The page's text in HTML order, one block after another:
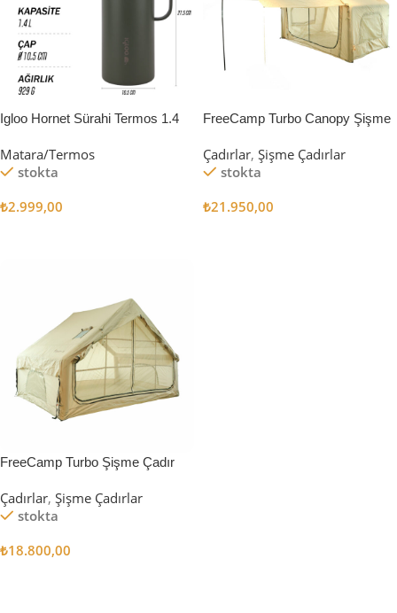
Igloo Hornet Sürahi Termos 1.4
Matara/Termos
stokta
₺2.999,00
FreeCamp Turbo Canopy Şişme
Çadırlar, Şişme Çadırlar
stokta
₺21.950,00
FreeCamp Turbo Şişme Çadır
Çadırlar, Şişme Çadırlar
stokta
₺18.800,00